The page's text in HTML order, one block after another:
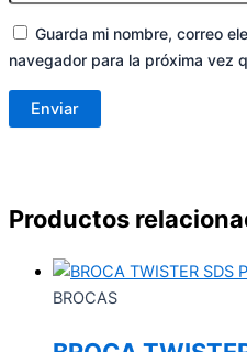
Guarda mi nombre, correo
navegador para la próxima vez
Productos
BROCAS